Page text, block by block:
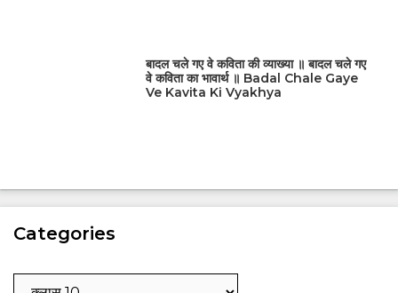
बादल चले गए वे कविता की व्याख्या ॥ बादल चले गए
वे कविता का भावार्थ ॥ Badal Chale Gaye
Ve Kavita Ki Vyakhya
Categories
Categories